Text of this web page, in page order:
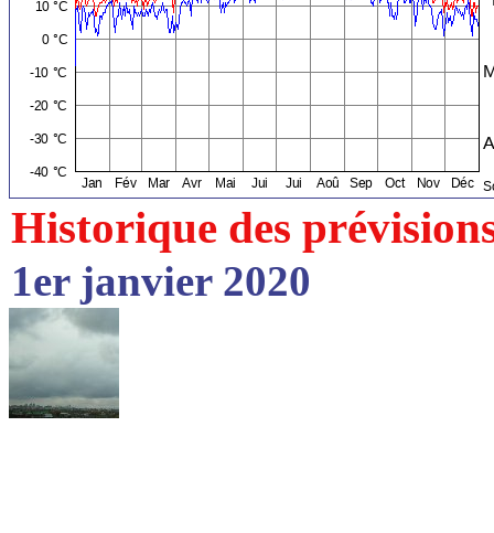
Historique des
1er janvier 2020